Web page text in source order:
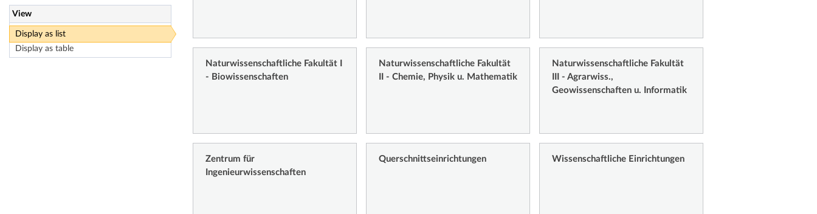
View
Display as list
Display as table
Naturwissenschaftliche Fakultät I
- Biowissenschaften
Naturwissenschaftliche Fakultät
II - Chemie, Physik u. Mathematik
Naturwissenschaftliche Fakultät
III - Agrarwiss.,
Geowissenschaften u. Informatik
Zentrum für
Ingenieurwissenschaften
Querschnittseinrichtungen Wissenschaftliche Einrichtungen